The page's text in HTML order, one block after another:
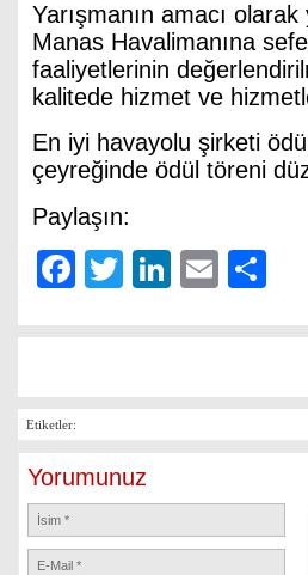
Yarışmanın amacı
Manas Havalimanına
faaliyetlerinin
kalitede hizmet ve
En iyi havayolu şirketi
çeyreğinde ödül töreni
Paylaşın:
Facebook
TwitterLinkedIn
Email
Etiketler:
Yorumunuz